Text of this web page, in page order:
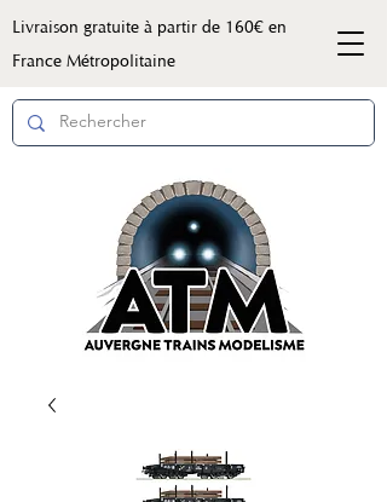
Livraison gratuite à partir de 160€ en
France Métropolitaine